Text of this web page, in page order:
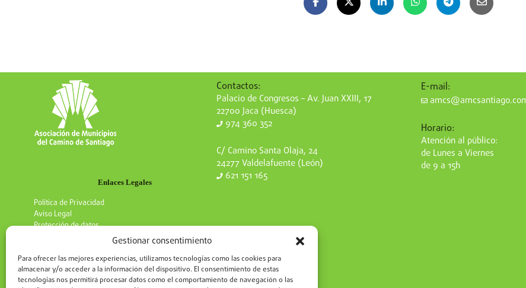
Gestionar consentimiento
Para ofrecer las mejores experiencias, utilizamos tecnologías como las cookies para
almacenar y/o acceder a la información del dispositivo. El consentimiento de estas
tecnologías nos permitirá procesar datos como el comportamiento de navegación o las
Enlaces Legales
Política de Privacidad
Aviso Legal
Protección de datos
Contactos:
Palacio de Congresos – Av. Juan XXIII, 17
22700 Jaca (Huesca)
974 360 352
C/ Camino Santa Olaja, 24
24277 Valdelafuente (León)
621 151 165
E-mail:
Horario:
Atención al público:
de Lunes a Viernes
de 9 a 15h